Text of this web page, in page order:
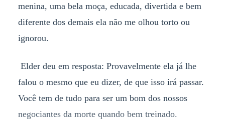
menina, uma bela moça, educada, divertida e bem
diferente dos demais ela não me olhou torto ou
ignorou.
Elder deu em resposta: Provavelmente ela já lhe
falou o mesmo que eu dizer, de que isso irá passar.
Você tem de tudo para ser um bom dos nossos
negociantes da morte quando bem treinado.